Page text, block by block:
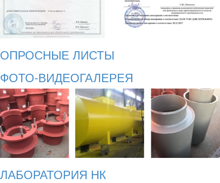
ОПРОСНЫЕ ЛИСТЫ
ФОТО-ВИДЕОГАЛЕРЕЯ
ЛАБОРАТОРИЯ НК